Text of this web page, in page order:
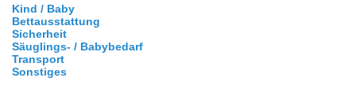
Kind / Baby
Bettausstattung
Sicherheit
Säuglings- / Babybedarf
Transport
Sonstiges